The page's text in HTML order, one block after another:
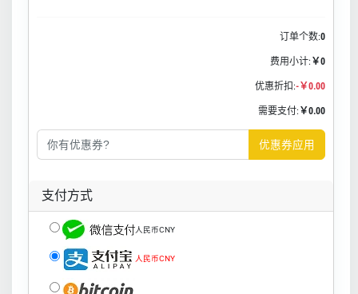
订单个数:0
费用小计: ￥0
优惠折扣:-￥0.00
需要支付: ￥0.00
优惠券应用
支付方式
人民币CNY
人民币CNY